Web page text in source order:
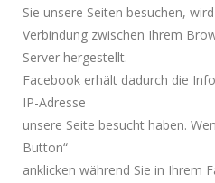
Sie unsere Seiten besuchen,
Verbindung zwischen Ihrem
Server hergestellt.
Facebook erhält dadurch die
IP-Adresse
unsere Seite besucht haben.
Button“
anklicken während Sie in Ihrem